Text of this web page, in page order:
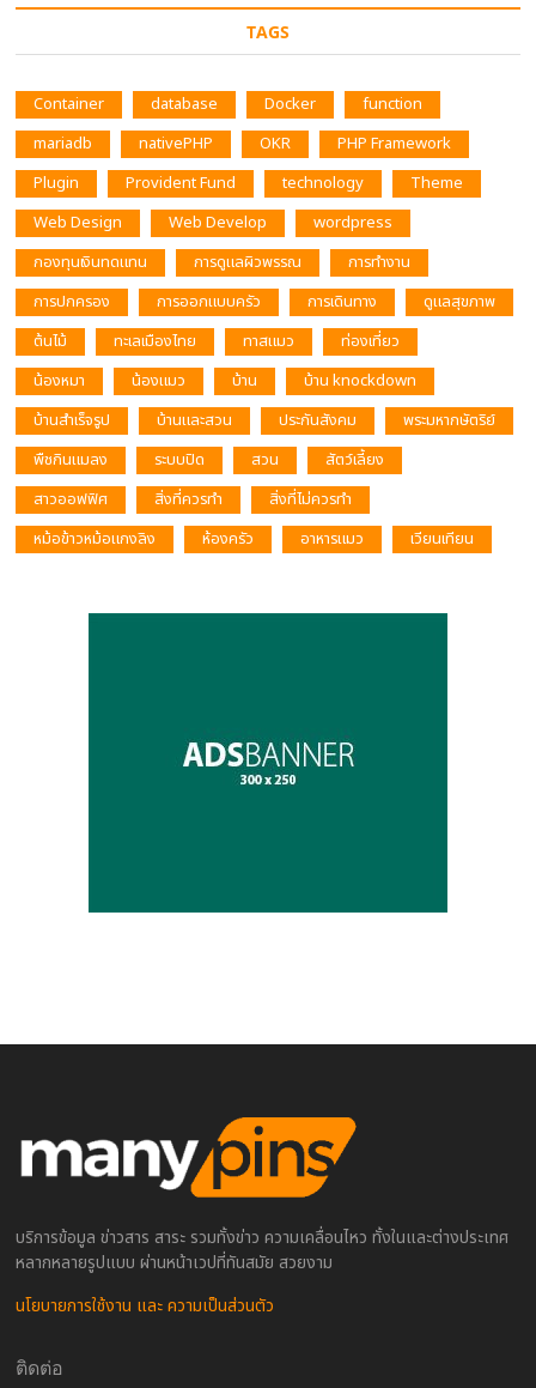
TAGS
Container database Docker
function
mariadb
nativePHP OKR
PHP Framework
Plugin
Provident Fund technology
Theme
Web Design
Web Develop
wordpress
กองทุนเงินทดแทน
การดูแลผิวพรรณ
การทำงาน
การปกครอง
การออกแบบครัว การเดินทาง
ดูแลสุขภาพ
ต้นไม้
ทะเลเมืองไทย ทาสแมว
ท่องเที่ยว
น้องหมา
น้องแมว บ้าน
บ้าน knockdown
บ้านสำเร็จรูป
บ้านและสวน ประกันสังคม
พระมหากษัตริย์
พืชกินแมลง
ระบบปิด สวน
สัตว์เลี้ยง
สาวออฟฟิศ
สิ่งที่ควรทำ
สิ่งที่ไม่ควรทำ
หม้อข้าวหม้อแกงลิง
ห้องครัว อาหารแมว เวียนเทียน
บริการข้อมูล ข่าวสาร สาระ รวมทั้งข่าว ความเคลื่อนไหว ทั้งในและต่างประเทศ
หลากหลายรูปแบบ ผ่านหน้าเวปที่ทันสมัย สวยงาม
นโยบายการใช้งาน และ ความเป็นส่วนตัว
ติดต่อ